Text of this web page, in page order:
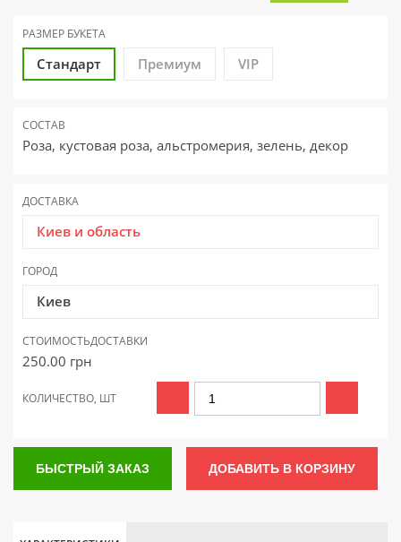
РАЗМЕР БУКЕТА
Стандарт Премиум VIP
СОСТАВ
Роза, кустовая роза, альстромерия, зелень, декор
ДОСТАВКА
Киев и область
ГОРОД
Киев
СТОИМОСТЬДОСТАВКИ
250.00 грн
КОЛИЧЕСТВО, ШТ
БЫСТРЫЙ ЗАКАЗ ДОБАВИТЬ В КОРЗИНУ